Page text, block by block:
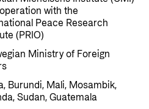
utvikling
for investeringer i
med privat sektor
with the
Peace Research
(PRIO)
Ministry of Foreign
Burundi, Mali, Mosambik,
Sudan, Guatemala